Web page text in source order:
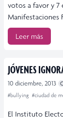
votos a favor y 7
Manifestaciones
Leer más
JÓVENES
10 diciembre, 2013
#bullying #ciudad de
El Instituto